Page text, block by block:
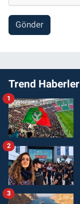
Gönder
Trend Haberler
1
2
3